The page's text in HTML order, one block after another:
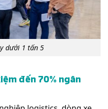
dưới 1 tấn 5
đến 70% ngân